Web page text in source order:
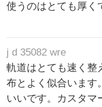
使うのはとても厚く
j d 35082 wre
軌道はとても速く整
布とよく似合います
いいです。カスタマ